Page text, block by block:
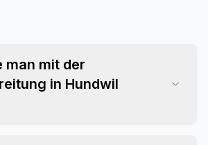
man mit der
in Hundwil